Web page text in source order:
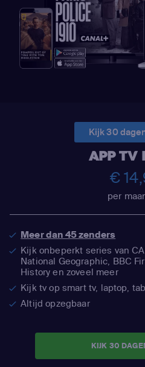
Kijk 30
APP TV
€
per
Meer dan 45 zenders
Kijk onbeperkt series van
National Geographic, BBC
History en zoveel meer
Kijk tv op smart tv, laptop,
Altijd opzegbaar
KIJK 30